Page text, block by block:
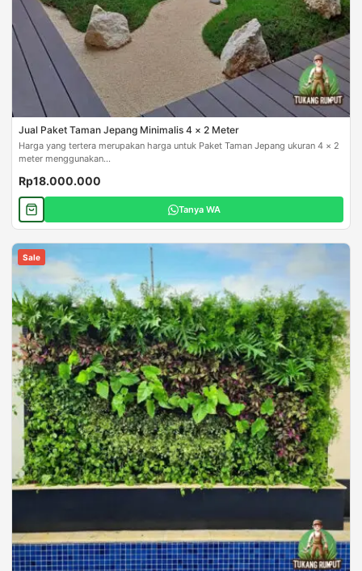
Jual Paket Taman Jepang Minimalis 4 × 2 Meter
Harga yang tertera merupakan harga untuk Paket Taman Jepang ukuran 4 × 2
meter menggunakan...
Rp18.000.000
Tanya WA
Sale